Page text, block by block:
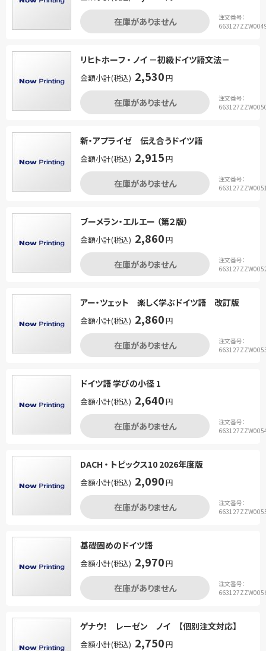
在庫がありません
注文番号：
リヒトホーフ ・ ノイ －初級ドイツ語文法－
金額小計(税込) 2,530円
在庫がありません
注文番号：
新・アプライゼ 伝え合うドイツ語
金額小計(税込) 2,915円
在庫がありません
注文番号：
ブーメラン・エルエー （第２版）
金額小計(税込) 2,860円
在庫がありません
注文番号：
アー・ツェット 楽しく学ぶドイツ語 改訂版
金額小計(税込) 2,860円
在庫がありません
注文番号：
ドイツ語 学びの小径 1
金額小計(税込) 2,640円
在庫がありません
注文番号：
DACH ・ トピックス10 2026年度版
金額小計(税込) 2,090円
在庫がありません
注文番号：
基礎固めのドイツ語
金額小計(税込) 2,970円
在庫がありません
注文番号：
ゲナウ！ レーゼン ノイ 【個別注文対応】
金額小計(税込) 2,750円